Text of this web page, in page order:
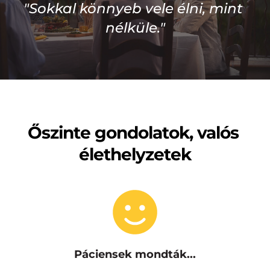
"Sokkal könnyeb vele élni, mint
nélküle."
Őszinte gondolatok, valós
élethelyzetek
Páciensek mondták...